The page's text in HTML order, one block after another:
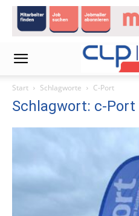
Start Schlagworte C-Port
Schlagwort: c-Port